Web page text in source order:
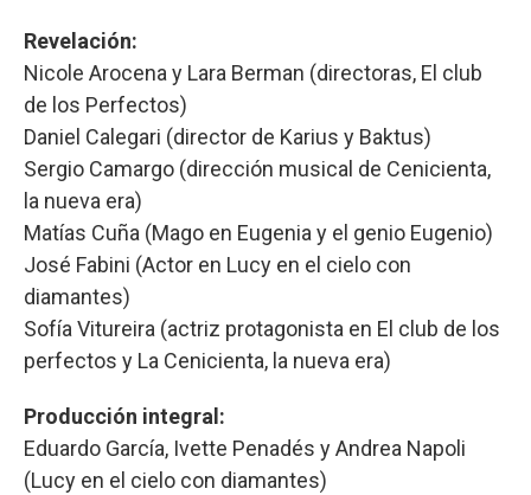
Revelación:
Nicole Arocena y Lara Berman (directoras, El club
de los Perfectos)
Daniel Calegari (director de Karius y Baktus)
Sergio Camargo (dirección musical de Cenicienta,
la nueva era)
Matías Cuña (Mago en Eugenia y el genio Eugenio)
José Fabini (Actor en Lucy en el cielo con
diamantes)
Sofía Vitureira (actriz protagonista en El club de los
perfectos y La Cenicienta, la nueva era)
Producción integral:
Eduardo García, Ivette Penadés y Andrea Napoli
(Lucy en el cielo con diamantes)